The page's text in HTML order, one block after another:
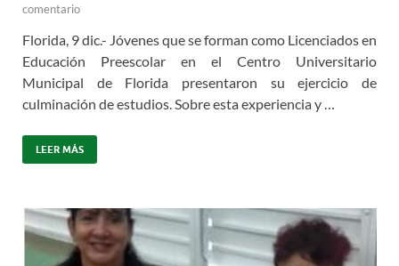
comentario
Florida, 9 dic.- Jóvenes que se forman como Licenciados en
Educación Preescolar en el Centro Universitario
Municipal de Florida presentaron su ejercicio de
culminación de estudios. Sobre esta experiencia y …
LEER MÁS